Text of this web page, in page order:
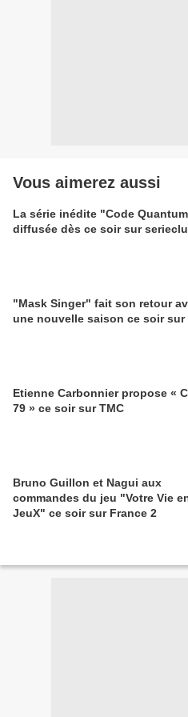
Vous aimerez aussi
La série inédite "Code
diffusée dès ce soir sur
"Mask Singer" fait son retour
une nouvelle saison ce soir sur
Etienne Carbonnier propose «
79 » ce soir sur TMC
Bruno Guillon et Nagui aux
commandes du jeu "Votre Vie
JeuX" ce soir sur France 2